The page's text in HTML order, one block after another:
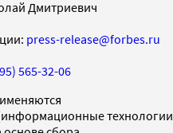
Дмитриевич
press-release@forbes.ru
565-32-06
технологии